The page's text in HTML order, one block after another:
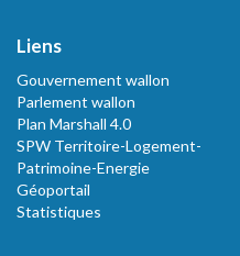
Liens
Gouvernement wallon
Parlement wallon
Plan Marshall 4.0
SPW Territoire-Logement-
Patrimoine-Energie
Géoportail
Statistiques